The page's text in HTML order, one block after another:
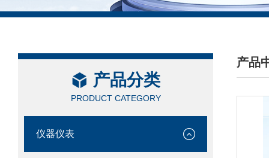
产品分类
PRODUCT CATEGORY
仪器仪表
产品
/